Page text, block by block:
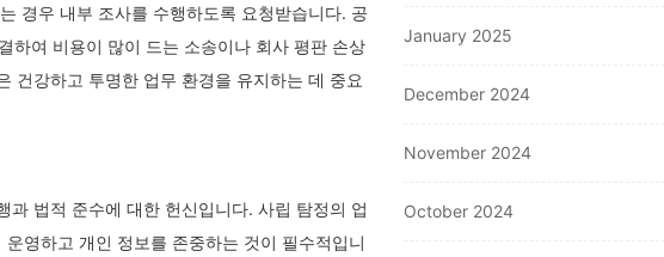
경우 내부 조사를 수행하도록 요청받습니다. 공
하여 비용이 많이 드는 소송이나 회사 평판 손상
건강하고 투명한 업무 환경을 유지하는 데 중요
법적 준수에 대한 헌신입니다. 사립 탐정의 업
영하고 개인 정보를 존중하는 것이 필수적입니
January 2025
December 2024
November 2024
October 2024